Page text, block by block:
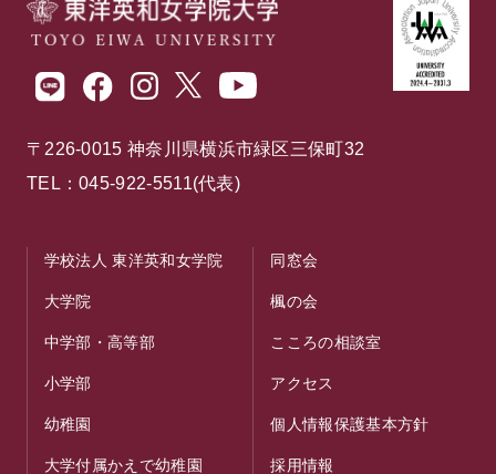
〒226-0015 神奈川県横浜市緑区三保町32
TEL：045-922-5511(代表)
学校法人 東洋英和女学院
大学院
中学部・高等部
小学部
幼稚園
大学付属かえで幼稚園
同窓会
楓の会
こころの相談室
アクセス
個人情報保護基本方針
採用情報